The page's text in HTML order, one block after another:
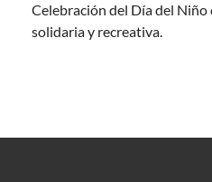
Celebración del Día del Niño
solidaria y recreativa.